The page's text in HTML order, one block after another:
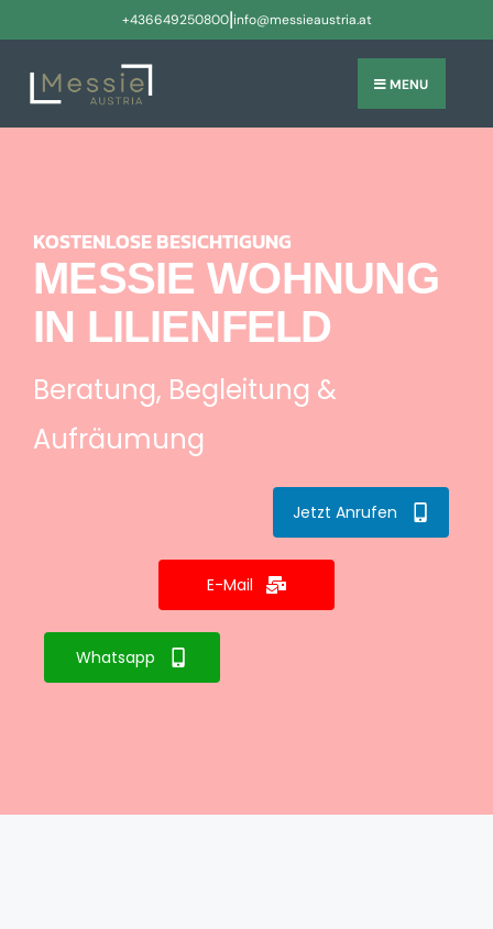
+436649250800|info@messieaustria.at
MENU
KOSTENLOSE BESICHTIGUNG
MESSIE WOHNUNG
IN LILIENFELD
Beratung, Begleitung &
Aufräumung
Jetzt Anrufen
E-Mail
Whatsapp